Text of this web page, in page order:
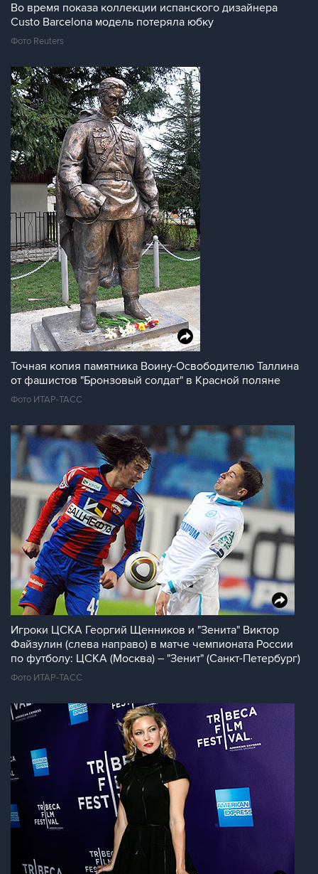
Во время показа коллекции испанского дизайнера
Custo Barcelona модель потеряла юбку
Фото Reuters
Точная копия памятника Воину-Освободителю Таллина
от фашистов "Бронзовый солдат" в Красной поляне
Фото ИТАР-ТАСС
Игроки ЦСКА Георгий Щенников и "Зенита" Виктор
Файзулин (слева направо) в матче чемпионата России
по футболу: ЦСКА (Москва) – "Зенит" (Санкт-Петербург)
Фото ИТАР-ТАСС